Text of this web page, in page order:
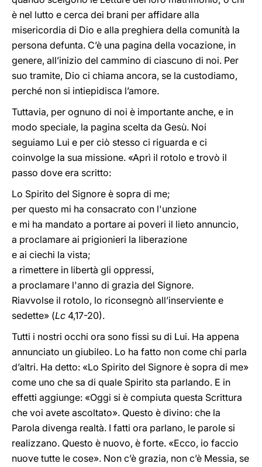
è nel lutto e cerca dei brani per affidare alla
misericordia di Dio e alla preghiera della comunità la
persona defunta. C’è una pagina della vocazione, in
genere, all’inizio del cammino di ciascuno di noi. Per
suo tramite, Dio ci chiama ancora, se la custodiamo,
perché non si intiepidisca l’amore.
Tuttavia, per ognuno di noi è importante anche, e in
modo speciale, la pagina scelta da Gesù. Noi
seguiamo Lui e per ciò stesso ci riguarda e ci
coinvolge la sua missione. «Aprì il rotolo e trovò il
passo dove era scritto:
Lo Spirito del Signore è sopra di me;
per questo mi ha consacrato con l'unzione
e mi ha mandato a portare ai poveri il lieto annuncio,
a proclamare ai prigionieri la liberazione
e ai ciechi la vista;
a rimettere in libertà gli oppressi,
a proclamare l'anno di grazia del Signore.
Riavvolse il rotolo, lo riconsegnò all’inserviente e
sedette» (Lc 4,17-20).
Tutti i nostri occhi ora sono fissi su di Lui. Ha appena
annunciato un giubileo. Lo ha fatto non come chi parla
d’altri. Ha detto: «Lo Spirito del Signore è sopra di me»
come uno che sa di quale Spirito sta parlando. E in
effetti aggiunge: «Oggi si è compiuta questa Scrittura
che voi avete ascoltato». Questo è divino: che la
Parola divenga realtà. I fatti ora parlano, le parole si
realizzano. Questo è nuovo, è forte. «Ecco, io faccio
nuove tutte le cose». Non c’è grazia, non c’è Messia, se